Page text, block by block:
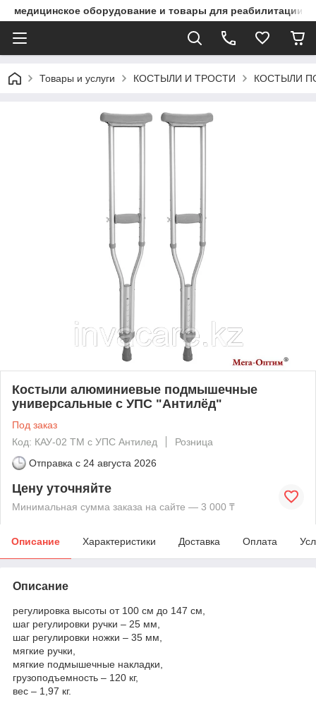
медицинское оборудование и товары для реабилитации
Товары и услуги КОСТЫЛИ И ТРОСТИ КОСТЫЛИ
Костыли алюминиевые подмышечные
универсальные с УПС "Антилёд"
Под заказ
Код: КАУ-02 ТМ с УПС Антилед
Розница
Отправка с 24 августа 2026
Цену уточняйте
Минимальная сумма заказа на сайте — 3 000 ₸
Описание Характеристики Доставка Оплата
Описание
регулировка высоты от 100 см до 147 см,
шаг регулировки ручки – 25 мм,
шаг регулировки ножки – 35 мм,
мягкие ручки,
мягкие подмышечные накладки,
грузоподъемность – 120 кг,
вес – 1,97 кг.